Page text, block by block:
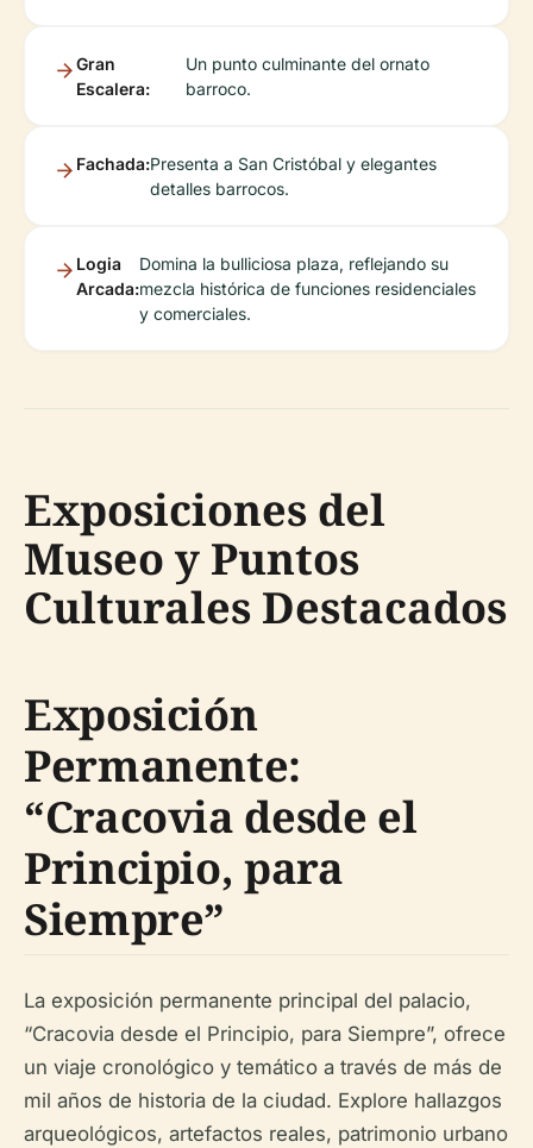
Gran
Escalera:
Un punto culminante del ornato
barroco.
Fachada:Presenta a San Cristóbal y elegantes
detalles barrocos.
Logia
Arcada:
Domina la bulliciosa plaza, reflejando su
mezcla histórica de funciones residenciales
y comerciales.
Exposiciones del
Museo y Puntos
Culturales Destacados
Exposición
Permanente:
“Cracovia desde el
Principio, para
Siempre”
La exposición permanente principal del palacio,
“Cracovia desde el Principio, para Siempre”, ofrece
un viaje cronológico y temático a través de más de
mil años de historia de la ciudad. Explore hallazgos
arqueológicos, artefactos reales, patrimonio urbano